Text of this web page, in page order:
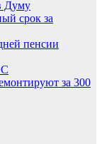
Думу
срок за
пенсии
за 300